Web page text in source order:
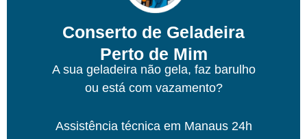
Conserto de Geladeira
Perto de Mim
A sua geladeira não gela, faz barulho
ou está com vazamento?
Assistência técnica em Manaus24h